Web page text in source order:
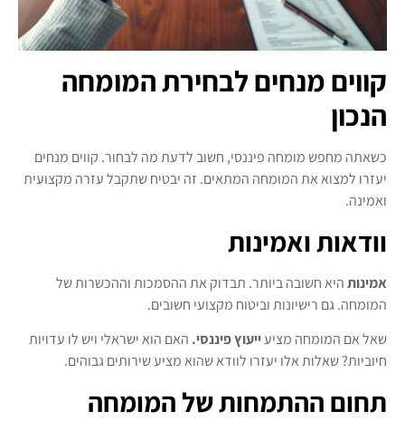
קווים מנחים לבחירת המומחה
הנכון
כשאתה מחפש מומחה פיננסי, חשוב לדעת מה לבחור. קווים מנחים
יעזרו למצוא את המומחה המתאים. זה יבטיח שתקבל עזרה מקצועית
ואמינה.
וודאות ואמינות
אמינותהיא חשובה ביותר. תבדוק את ההסמכות וההכשרות של
המומחה. גם רישיונות וביטוח מקצועי חשובים.
שאל אם המומחה מציעייעוץ פיננסי. האם הוא ישראלי ויש לו עדויות
חיוביות? שאלות אלו יעזרו לוודא שהוא מציע שירותים גבוהים.
תחום ההתמחות של המומחה